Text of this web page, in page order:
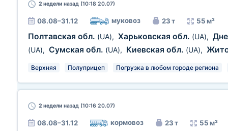
2 недели назад (10:18 20.07)
08.08–31.12 муковоз 23 т 55 м³
Полтавская обл. (UA), Харьковская обл. (UA),
(UA), Сумская обл. (UA), Киевская обл. (UA),
Верхняя Полуприцеп Погрузка в любом городе региона
2 недели назад (10:16 20.07)
08.08–31.12 кормовоз 23 т 55 м³